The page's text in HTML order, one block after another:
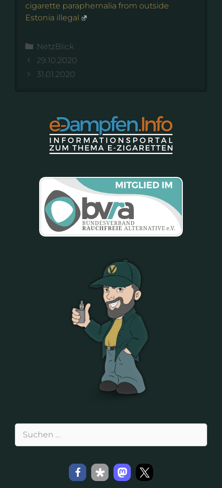
cigarette paraphernalia from outside
Estonia illegal
Kategorien
NetzBlick
29.10.2020
31.01.2020
Suchen